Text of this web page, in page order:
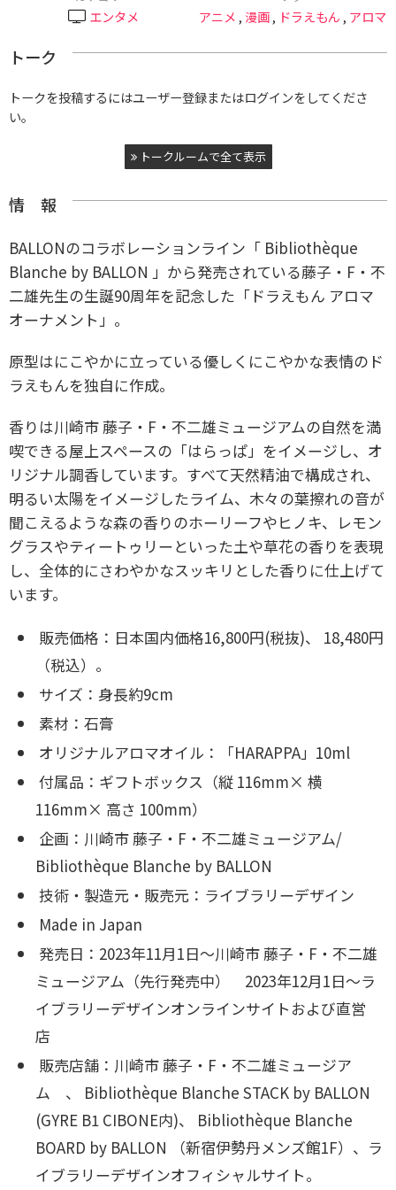
エンタメ アニメ , 漫画, ドラえもん , アロマ
トーク
トークを投稿するにはユーザー登録またはログインをしてくださ
い。
トークルームで全て表示
情 報
BALLONのコラボレーションライン「 Bibliothèque
Blanche by BALLON 」から発売されている藤子・F・不
二雄先生の生誕90周年を記念した「ドラえもん アロマ
オーナメント」。
原型はにこやかに立っている優しくにこやかな表情のド
ラえもんを独自に作成。
香りは川崎市 藤子・F・不二雄ミュージアムの自然を満
喫できる屋上スペースの「はらっぱ」をイメージし、オ
リジナル調香しています。すべて天然精油で構成され、
明るい太陽をイメージしたライム、木々の葉擦れの音が
聞こえるような森の香りのホーリーフやヒノキ、レモン
グラスやティートゥリーといった土や草花の香りを表現
し、全体的にさわやかなスッキリとした香りに仕上げて
います。
販売価格：日本国内価格16,800円(税抜)、 18,480円
（税込）。
サイズ：身長約9cm
素材：石膏
オリジナルアロマオイル：「HARAPPA」10ml
付属品：ギフトボックス（縦 116mm× 横
116mm× 高さ 100mm）
企画：川崎市 藤子・F・不二雄ミュージアム/
Bibliothèque Blanche by BALLON
技術・製造元・販売元：ライブラリーデザイン
Made in Japan
発売日：2023年11月1日〜川崎市 藤子・F・不二雄
ミュージアム（先行発売中） 2023年12月1日〜ラ
イブラリーデザインオンラインサイトおよび直営
店
販売店舗：川崎市 藤子・F・不二雄ミュージア
ム 、 Bibliothèque Blanche STACK by BALLON
(GYRE B1 CIBONE内)、 Bibliothèque Blanche
BOARD by BALLON （新宿伊勢丹メンズ館1F）、ラ
イブラリーデザインオフィシャルサイト。